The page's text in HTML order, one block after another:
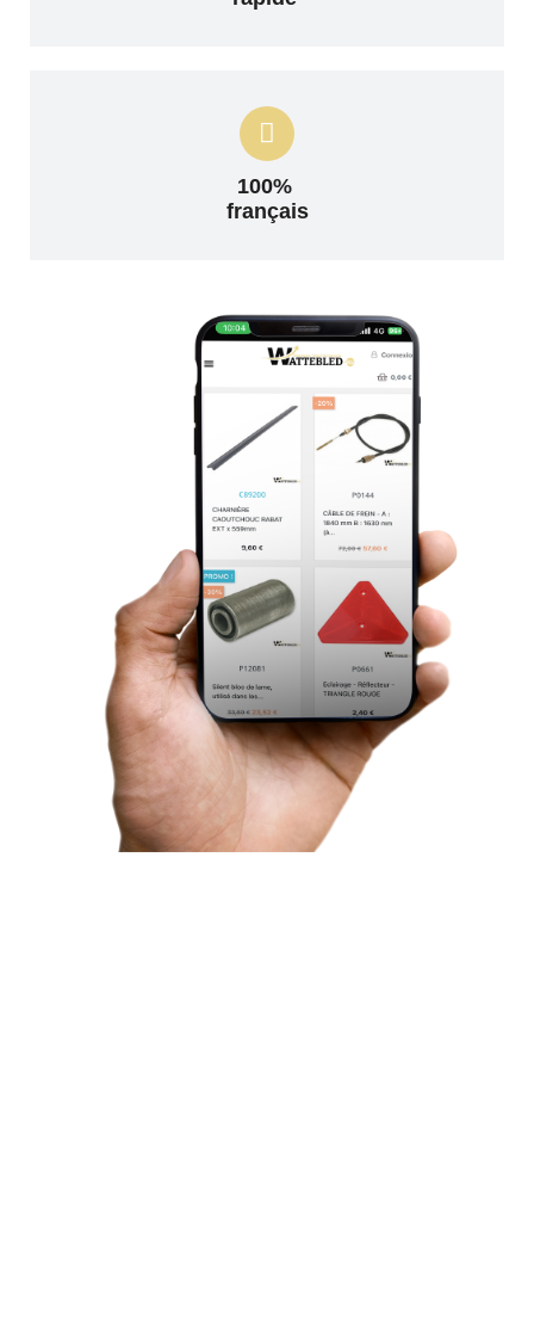
100%
français